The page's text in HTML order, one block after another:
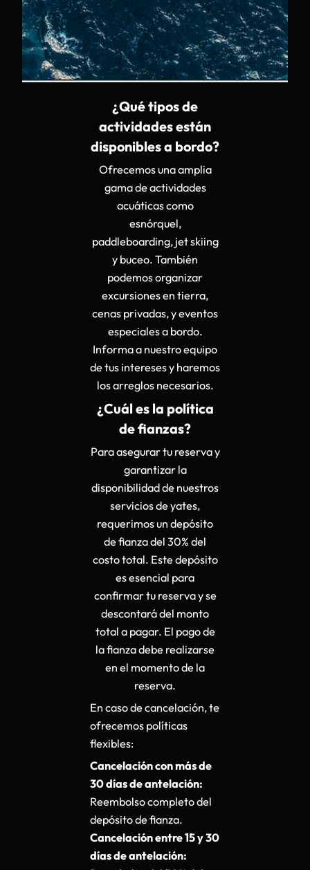
¿Qué tipos de
actividades están
disponibles a bordo?
Ofrecemos una amplia
gama de actividades
acuáticas como
esnórquel,
paddleboarding, jet skiing
y buceo. También
podemos organizar
excursiones en tierra,
cenas privadas, y eventos
especiales a bordo.
Informa a nuestro equipo
de tus intereses y haremos
los arreglos necesarios.
¿Cuál es la política
de fianzas?
Para asegurar tu reserva y
garantizar la
disponibilidad de nuestros
servicios de yates,
requerimos un depósito
de fianza del 30% del
costo total. Este depósito
es esencial para
confirmar tu reserva y se
descontará del monto
total a pagar. El pago de
la fianza debe realizarse
en el momento de la
reserva.
En caso de cancelación, te
ofrecemos políticas
flexibles:
Cancelación con más de
30 días de antelación:
Reembolso completo del
depósito de fianza.
Cancelación entre 15 y 30
días de antelación: